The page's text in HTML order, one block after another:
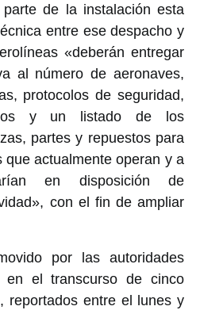
de la instalación esta
entre ese despacho y
«deberán entregar
al número de aeronaves,
protocolos de seguridad,
y un listado de los
partes y repuestos para
que actualmente operan y a
en disposición de
con el fin de ampliar
por las autoridades
en el transcurso de cinco
reportados entre el lunes y